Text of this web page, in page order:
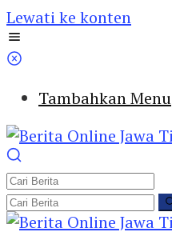
Lewati ke konten
Tambahkan Menu